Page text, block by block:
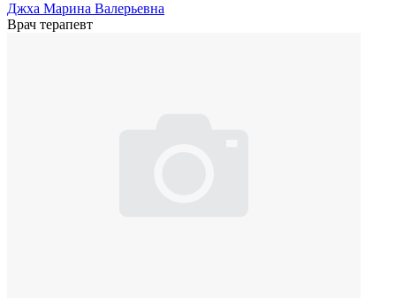
Джха Марина Валерьевна
Врач терапевт